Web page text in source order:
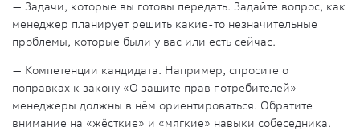
— Задачи, которые вы готовы передать. Задайте вопрос, как
менеджер планирует решить какие-то незначительные
проблемы, которые были у вас или есть сейчас.
— Компетенции кандидата. Например, спросите о
поправках к закону «О защите прав потребителей» —
менеджеры должны в нём ориентироваться. Обратите
внимание на «жёсткие» и «мягкие» навыки собеседника.